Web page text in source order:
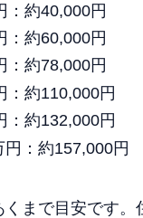
：約40,000円
：約60,000円
：約78,000円
：約110,000円
：約132,000円
：約157,000円
くまで目安です。